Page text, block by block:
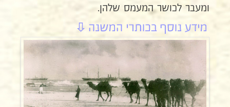
ומעבר לכושר המעמס שלהן.